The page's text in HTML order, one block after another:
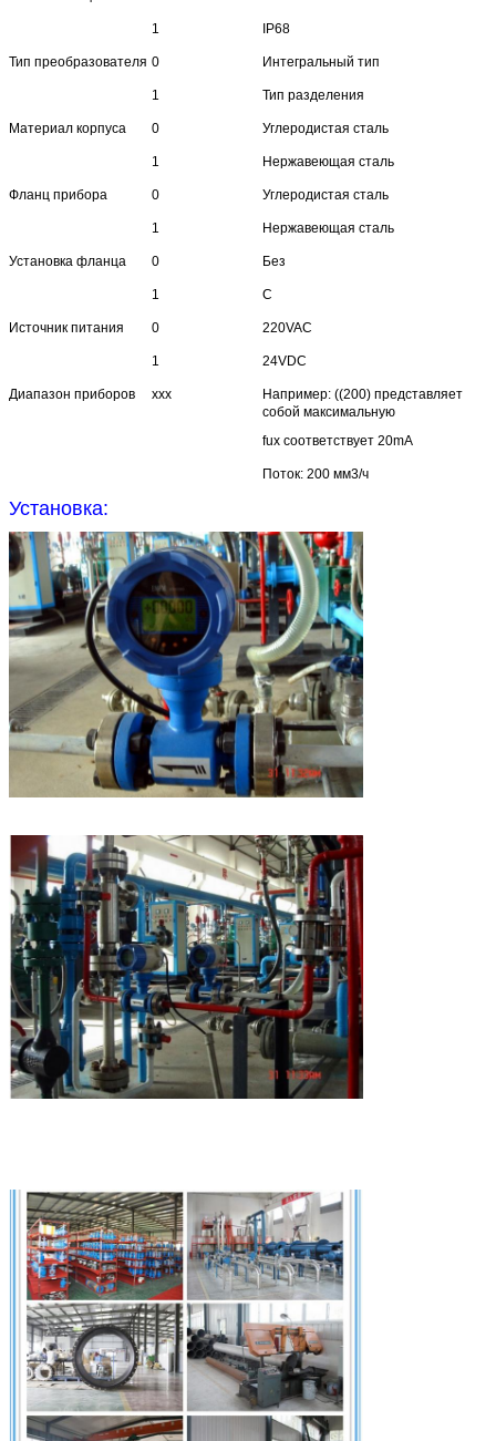
1 IP68
Тип преобразователя 0 Интегральный тип
1 Тип разделения
Материал корпуса 0 Углеродистая сталь
1 Нержавеющая сталь
Фланц прибора 0 Углеродистая сталь
1 Нержавеющая сталь
Установка фланца 0 Без
1 С
Источник питания 0 220VAC
1 24VDC
Диапазон приборов xxx
Например: ((200) представляет
собой максимальную
fux соответствует 20mA
Поток: 200 мм3/ч
Установка: